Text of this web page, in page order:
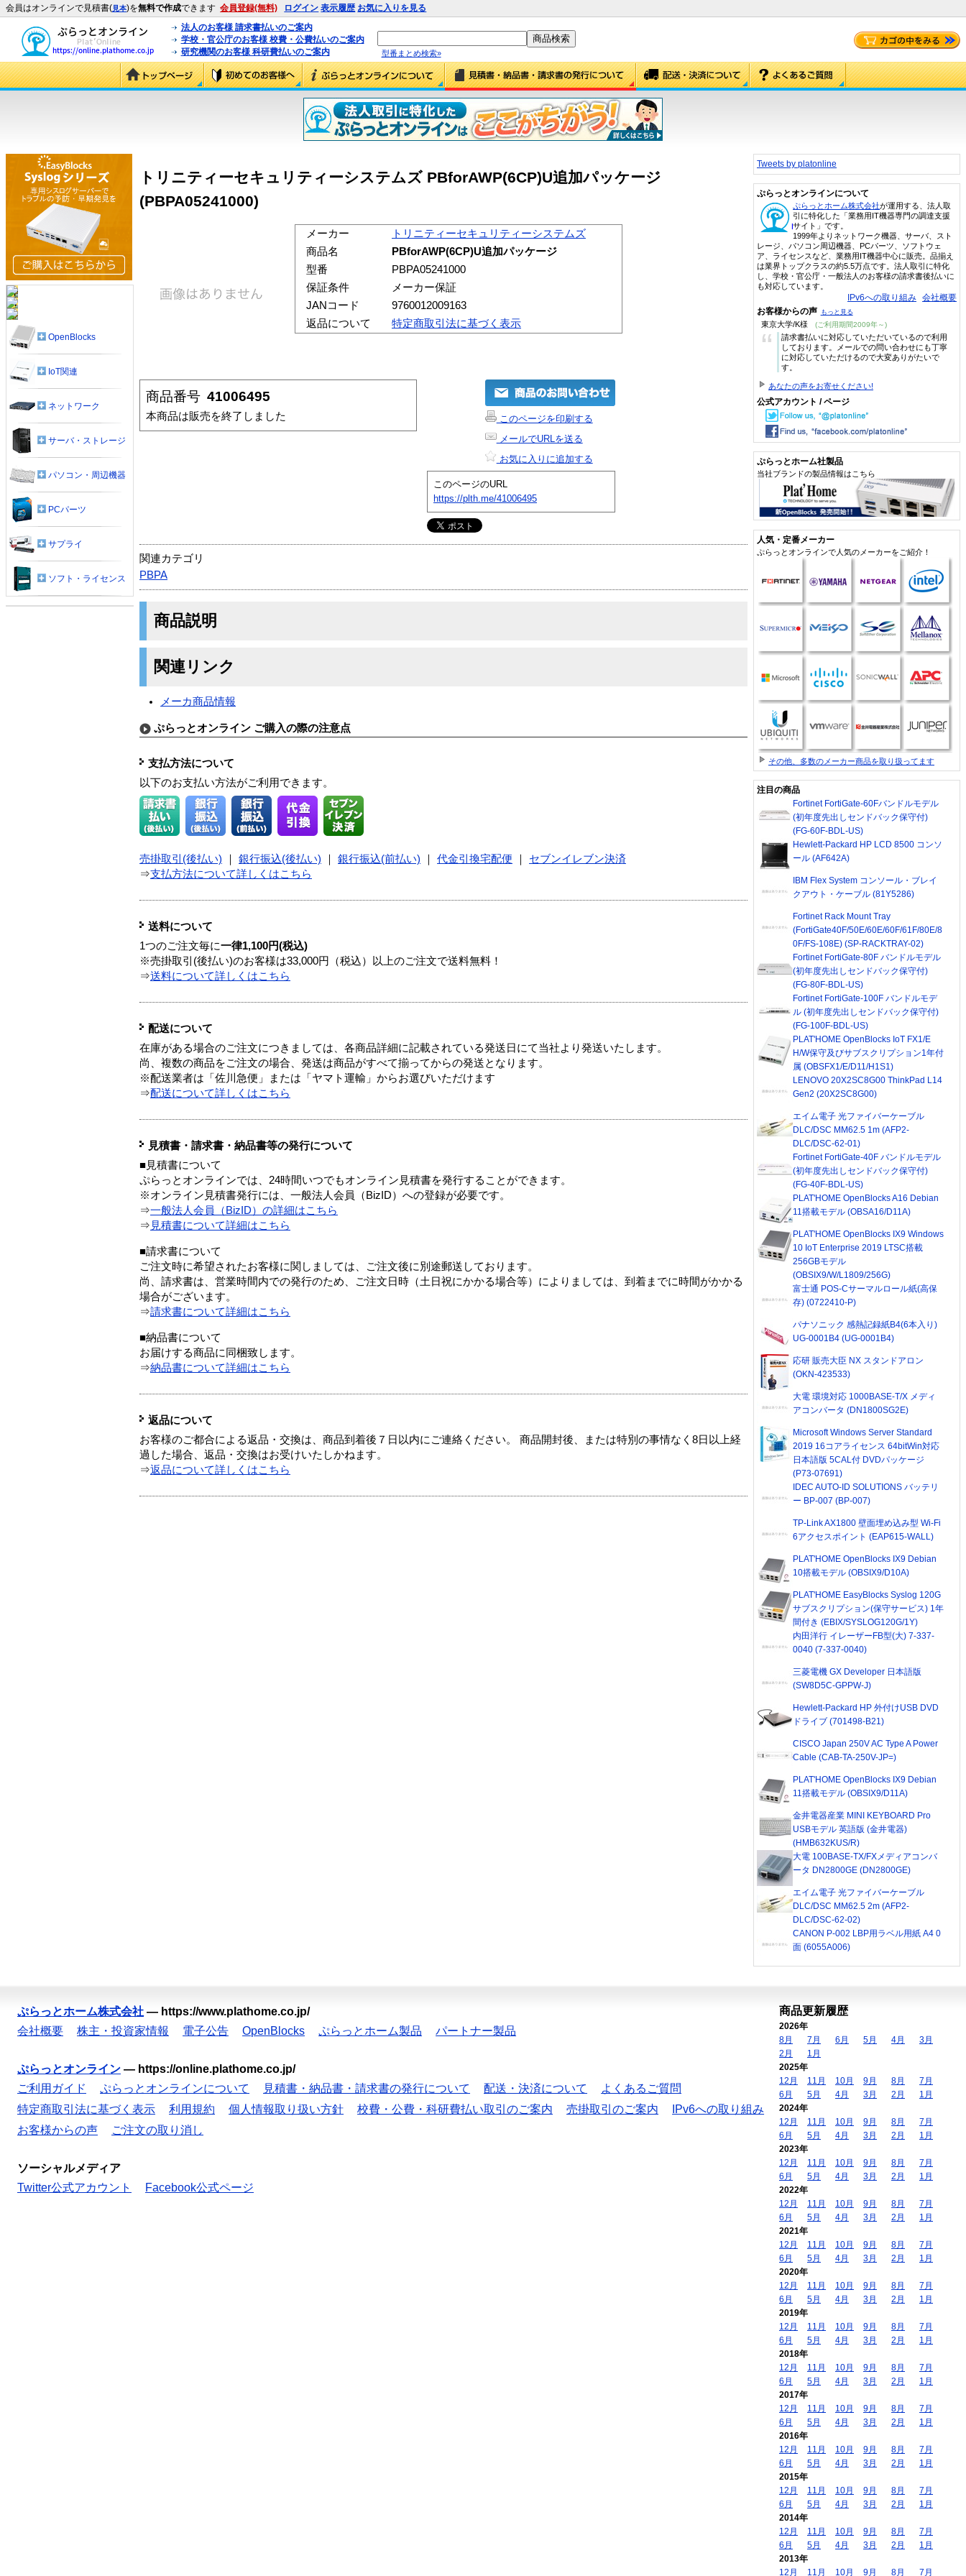
会員はオンラインで見積書(見本)を無料で作成できます 会員登録(無料) ログイン 表示履歴 お気に入りを見る
法人のお客様 請求書払いのご案内
学校・官公庁のお客様 校費・公費払いのご案内
研究機関のお客様 科研費払いのご案内
型番まとめ検索»
トリニティーセキュリティーシステムズ PBforAWP(6CP)U追加パッケージ
(PBPA05241000)
メーカー
トリニティーセキュリティーシステムズ
商品名
PBforAWP(6CP)U追加パッケージ
型番
PBPA05241000
保証条件
メーカー保証
JANコード
9760012009163
返品について
特定商取引法に基づく表示
商品番号 41006495
本商品は販売を終了しました
このページを印刷する
メールでURLを送る
お気に入りに追加する
このページのURL
https://plth.me/41006495
関連カテゴリ
PBPA
商品説明
関連リンク
メーカ商品情報
ぷらっとオンライン ご購入の際の注意点
支払方法について
以下のお支払い方法がご利用できます。
売掛取引(後払い) 銀行振込(後払い) 銀行振込(前払い) 代金引換宅配便
セブンイレブン決済
⇒支払方法について詳しくはこちら
送料について
1つのご注文毎に一律1,100円(税込)
※売掛取引(後払い)のお客様は33,000円（税込）以上のご注文で送料無料！
⇒送料について詳しくはこちら
配送について
在庫がある場合のご注文につきましては、各商品詳細に記載されている発送日にて当社より発送いたします。
尚、複数の商品をご注文の場合、発送は商品がすべて揃ってからの発送となります。
※配送業者は「佐川急便」または「ヤマト運輸」からお選びいただけます
⇒配送について詳しくはこちら
見積書・請求書・納品書等の発行について
■見積書について
ぷらっとオンラインでは、24時間いつでもオンライン見積書を発行することができます。
※オンライン見積書発行には、一般法人会員（BizID）への登録が必要です。
⇒一般法人会員（BizID）の詳細はこちら
⇒ 見積書について詳細はこちら
■請求書について
ご注文時に希望されたお客様に関しましては、ご注文後に別途郵送しております。
尚、請求書は、営業時間内での発行のため、ご注文日時（土日祝にかかる場合等）によりましては、到着までに時間がかかる
場合がございます。
⇒請求書について詳細はこちら
■納品書について
お届けする商品に同梱致します。
⇒納品書について詳細はこちら
返品について
お客様のご都合による返品・交換は、商品到着後７日以内にご連絡ください。 商品開封後、または特別の事情なく8日以上経
過した場合、返品・交換はお受けいたしかねます。
⇒返品について詳しくはこちら
OpenBlocks
IoT関連
ネットワーク
サーバ・ストレージ
パソコン・周辺機器
PCパーツ
サプライ
ソフト・ライセンス
Tweets by platonline
ぷらっとオンラインについて
ぷらっとホーム株式会社が運用する、法人取
引に特化した「業務用IT機器専門の調達支援
サイト」です。
1999年よりネットワーク機器、サーバ、スト
レージ、パソコン周辺機器、PCパーツ、ソフトウェ
ア、ライセンスなど、業務用IT機器中心に販売。品揃え
は業界トップクラスの約5.5万点です。法人取引に特化
し、学校・官公庁・一般法人のお客様の請求書後払いに
も対応しています。
IPv6への取り組み 会社概要
お客様からの声 もっと見る
東京大学/K様 (ご利用期間2009年～)
“
請求書払いに対応していただいているので利用
しております。メールでの問い合わせにも丁寧
に対応していただけるので大変ありがたいで
す。
あなたの声をお寄せください!
公式アカウント / ページ
ぷらっとホーム社製品
当社ブランドの製品情報はこちら
人気・定番メーカー
ぷらっとオンラインで人気のメーカーをご紹介！
その他、多数のメーカー商品を取り扱ってます
注目の商品
Fortinet FortiGate-60Fバンドルモデル
(初年度先出しセンドバック保守付)
(FG-60F-BDL-US)
Hewlett-Packard HP LCD 8500 コンソ
ール (AF642A)
IBM Flex System コンソール・ブレイ
クアウト・ケーブル (81Y5286)
Fortinet Rack Mount Tray
(FortiGate40F/50E/60E/60F/61F/80E/8
0F/FS-108E) (SP-RACKTRAY-02)
Fortinet FortiGate-80F バンドルモデル
(初年度先出しセンドバック保守付)
(FG-80F-BDL-US)
Fortinet FortiGate-100F バンドルモデ
ル (初年度先出しセンドバック保守付)
(FG-100F-BDL-US)
PLAT'HOME OpenBlocks IoT FX1/E
H/W保守及びサブスクリプション1年付
属 (OBSFX1/E/D11/H1S1)
LENOVO 20X2SC8G00 ThinkPad L14
Gen2 (20X2SC8G00)
エイム電子 光ファイバーケーブル
DLC/DSC MM62.5 1m (AFP2-
DLC/DSC-62-01)
Fortinet FortiGate-40F バンドルモデル
(初年度先出しセンドバック保守付)
(FG-40F-BDL-US)
PLAT'HOME OpenBlocks A16 Debian
11搭載モデル (OBSA16/D11A)
PLAT'HOME OpenBlocks IX9 Windows
10 IoT Enterprise 2019 LTSC搭載
256GBモデル
(OBSIX9/W/L1809/256G)
富士通 POS-Cサーマルロール紙(高保
存) (0722410-P)
パナソニック 感熱記録紙B4(6本入り)
UG-0001B4 (UG-0001B4)
応研 販売大臣 NX スタンドアロン
(OKN-423533)
大電 環境対応 1000BASE-T/X メディ
アコンバータ (DN1800SG2E)
Microsoft Windows Server Standard
2019 16コアライセンス 64bitWin対応
日本語版 5CAL付 DVDパッケージ
(P73-07691)
IDEC AUTO-ID SOLUTIONS バッテリ
ー BP-007 (BP-007)
TP-Link AX1800 壁面埋め込み型 Wi-Fi
6アクセスポイント (EAP615-WALL)
PLAT'HOME OpenBlocks IX9 Debian
10搭載モデル (OBSIX9/D10A)
PLAT'HOME EasyBlocks Syslog 120G
サブスクリプション(保守サービス) 1年
間付き (EBIX/SYSLOG120G/1Y)
内田洋行 イレーザーFB型(大) 7-337-
0040 (7-337-0040)
三菱電機 GX Developer 日本語版
(SW8D5C-GPPW-J)
Hewlett-Packard HP 外付けUSB DVD
ドライブ (701498-B21)
CISCO Japan 250V AC Type A Power
Cable (CAB-TA-250V-JP=)
PLAT'HOME OpenBlocks IX9 Debian
11搭載モデル (OBSIX9/D11A)
金井電器産業 MINI KEYBOARD Pro
USBモデル 英語版 (金井電器)
(HMB632KUS/R)
大電 100BASE-TX/FXメディアコンバ
ータ DN2800GE (DN2800GE)
エイム電子 光ファイバーケーブル
DLC/DSC MM62.5 2m (AFP2-
DLC/DSC-62-02)
CANON P-002 LBP用ラベル用紙 A4 0
面 (6055A006)
ぷらっとホーム株式会社 — https://www.plathome.co.jp/
会社概要
株主・投資家情報 電子公告 OpenBlocks ぷらっとホーム製品 パートナー製品
ぷらっとオンライン — https://online.plathome.co.jp/
ご利用ガイド
ぷらっとオンラインについて 見積書・納品書・請求書の発行について 配送・決済について
よくあるご質問
特定商取引法に基づく表示
利用規約 個人情報取り扱い方針 校費・公費・科研費払い取引のご案内 売掛取引のご案内
IPv6への取り組み
お客様からの声
ご注文の取り消し
ソーシャルメディア
Twitter公式アカウント
Facebook公式ページ
商品更新履歴
2026年
8月
7月 6月 5月 4月
3月
2月
1月
2025年
12月
11月 10月 9月 8月
7月
6月
5月 4月 3月 2月
1月
2024年
12月
11月 10月 9月 8月
7月
6月
5月 4月 3月 2月
1月
2023年
12月
11月 10月 9月 8月
7月
6月
5月 4月 3月 2月
1月
2022年
12月
11月 10月 9月 8月
7月
6月
5月 4月 3月 2月
1月
2021年
12月
11月 10月 9月 8月
7月
6月
5月 4月 3月 2月
1月
2020年
12月
11月 10月 9月 8月
7月
6月
5月 4月 3月 2月
1月
2019年
12月
11月 10月 9月 8月
7月
6月
5月 4月 3月 2月
1月
2018年
12月
11月 10月 9月 8月
7月
6月
5月 4月 3月 2月
1月
2017年
12月
11月 10月 9月 8月
7月
6月
5月 4月 3月 2月
1月
2016年
12月
11月 10月 9月 8月
7月
6月
5月 4月 3月 2月
1月
2015年
12月
11月 10月 9月 8月
7月
6月
5月 4月 3月 2月
1月
2014年
12月
11月 10月 9月 8月
7月
6月
5月 4月 3月 2月
1月
2013年
12月
11月 10月 9月 8月 7月